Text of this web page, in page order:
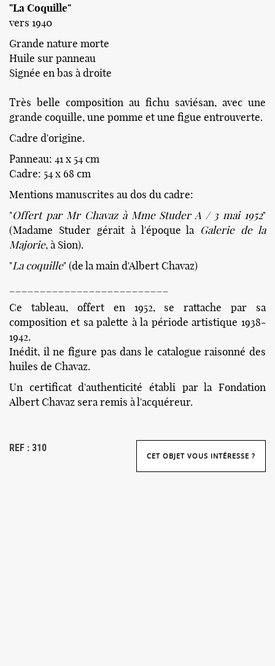
"La Coquille"
vers 1940
Grande nature morte
Huile sur panneau
Signée en bas à droite
Très belle composition au fichu saviésan, avec une
grande coquille, une pomme et une figue entrouverte.
Cadre d'origine.
Panneau: 41 x 54 cm
Cadre: 54 x 68 cm
Mentions manuscrites au dos du cadre:
"Offert par Mr Chavaz à Mme Studer A / 3 mai 1952"
(Madame Studer gérait à l'époque la Galerie de la
Majorie, à Sion).
"La coquille" (de la main d'Albert Chavaz)
Ce tableau, offert en 1952, se rattache par sa
composition et sa palette à la période artistique 1938-
1942.
Inédit, il ne figure pas dans le catalogue raisonné des
huiles de Chavaz.
Un certificat d'authenticité établi par la Fondation
Albert Chavaz sera remis à l'acquéreur.
REF : 310
CET OBJET VOUS INTÉRESSE ?